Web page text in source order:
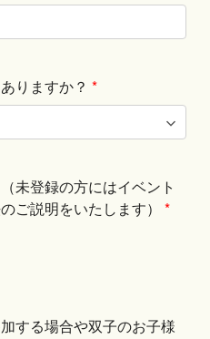
りますか？ *
未登録の方にはイベント
ご説明をいたします） *
する場合や双子のお子様